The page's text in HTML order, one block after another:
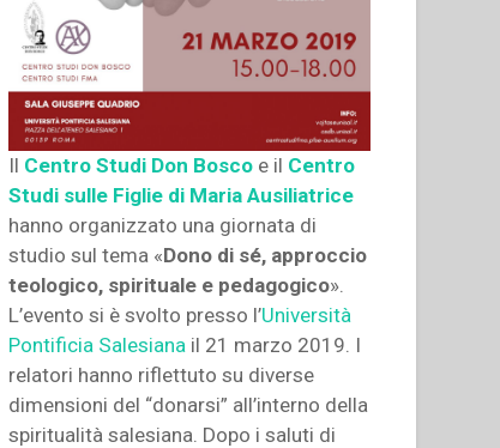
Il Centro Studi Don Bosco e il Centro
Studi sulle Figlie di Maria Ausiliatrice
hanno organizzato una giornata di
studio sul tema «Dono di sé, approccio
teologico, spirituale e pedagogico».
L’evento si è svolto presso l’Università
Pontificia Salesiana il 21 marzo 2019. I
relatori hanno riflettuto su diverse
dimensioni del “donarsi” all’interno della
spiritualità salesiana. Dopo i saluti di